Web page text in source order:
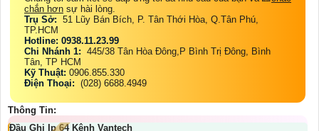
chắn hơn sự hài lòng.
Trụ Sở: 51 Lũy Bán Bích, P. Tân Thới Hòa, Q.Tân Phú,
TP.HCM
Hotline: 0938.11.23.99
Chi Nhánh 1: 445/38 Tân Hòa Đông,P Bình Trị Đông, Bình
Tân, TP HCM
Kỹ Thuật: 0906.855.330
Điện Thoại: (028) 6688.4949
Thông Tin:
Đầu Ghi Ip 64 Kênh Vantech